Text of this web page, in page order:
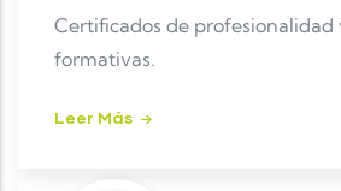
Certificados de profesionalidad
formativas.
Leer Más